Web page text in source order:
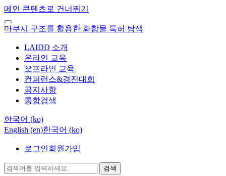
메인 콘텐츠로 건너뛰기
마쿠시 구조를 활용한 화합물 특허 탐색
LAIDD 소개
온라인 교육
오프라인 교육
컨퍼런스&경진대회
공지사항
통합검색
한국어 ‎(ko)‎
English ‎(en)‎한국어 ‎(ko)‎
로그인회원가입
검색